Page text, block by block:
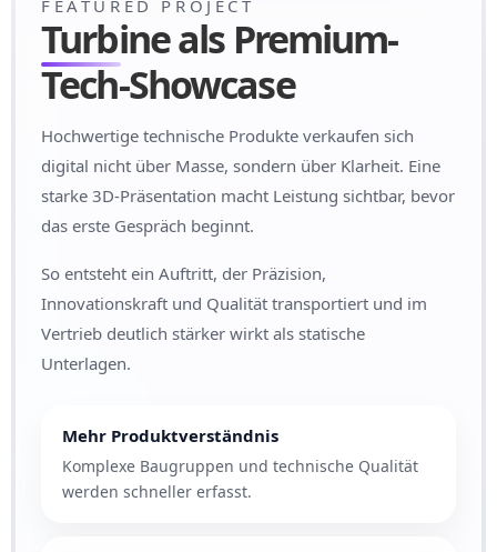
FEATURED PROJECT
Turbineals Premium-
Tech-Showcase
Hochwertige technische Produkte verkaufen sich
digital nicht über Masse, sondern über Klarheit. Eine
starke 3D-Präsentation macht Leistung sichtbar, bevor
das erste Gespräch beginnt.
So entsteht ein Auftritt, der Präzision,
Innovationskraft und Qualität transportiert und im
Vertrieb deutlich stärker wirkt als statische
Unterlagen.
Mehr Produktverständnis
Komplexe Baugruppen und technische Qualität
werden schneller erfasst.